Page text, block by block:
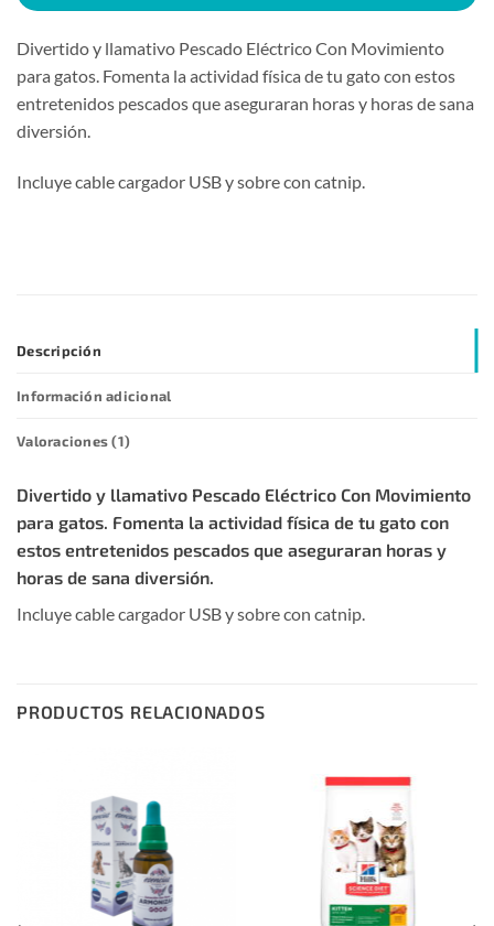
Divertido y llamativo Pescado Eléctrico Con Movimiento
para gatos. Fomenta la actividad física de tu gato con estos
entretenidos pescados que aseguraran horas y horas de sana
diversión.
Incluye cable cargador USB y sobre con catnip.
Descripción
Información adicional
Valoraciones (1)
Divertido y llamativo Pescado Eléctrico Con Movimiento
para gatos. Fomenta la actividad física de tu gato con
estos entretenidos pescados que aseguraran horas y
horas de sana diversión.
Incluye cable cargador USB y sobre con catnip.
PRODUCTOS RELACIONADOS